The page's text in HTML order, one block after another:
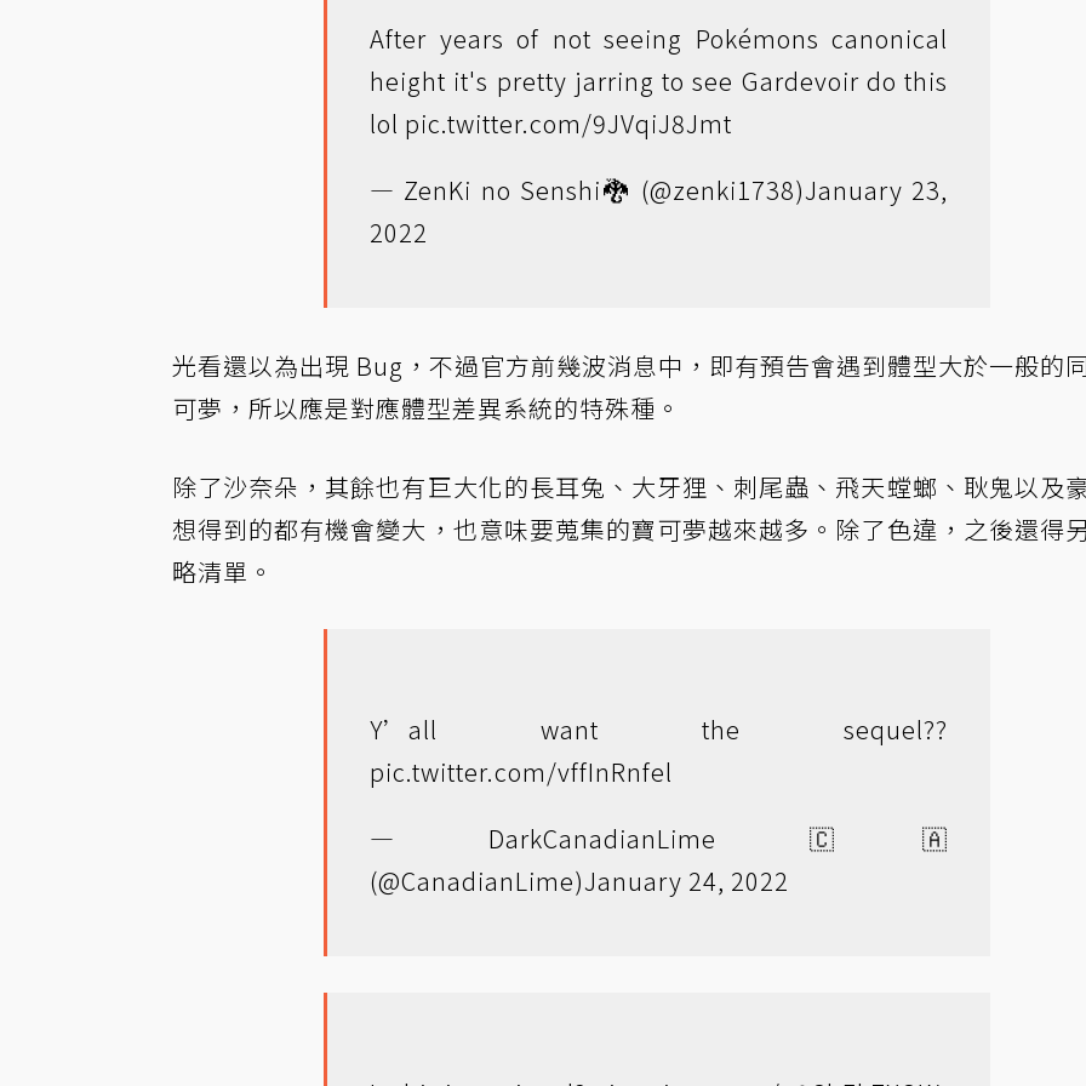
After years of not seeing Pokémons canonical
height it's pretty jarring to see Gardevoir do this
lol pic.twitter.com/9JVqiJ8Jmt
— ZenKi no Senshi🐉 (@zenki1738)January 23,
2022
光看還以為出現 Bug，不過官方前幾波消息中，即有預告會遇到體型大於一般的
可夢，所以應是對應體型差異系統的特殊種。
除了沙奈朵，其餘也有巨大化的長耳兔、大牙狸、刺尾蟲、飛天螳螂、耿鬼以及
想得到的都有機會變大，也意味要蒐集的寶可夢越來越多。除了色違，之後還得
略清單。
Y’all want the sequel??
pic.twitter.com/vffInRnfel
— DarkCanadianLime 🇨🇦
(@CanadianLime)January 24, 2022